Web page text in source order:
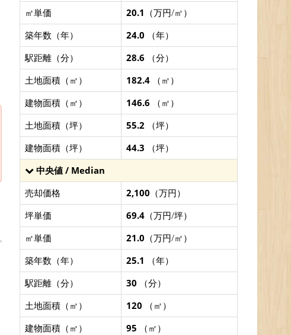
㎡単価
20.1 （万円/㎡）
築年数（年）
24.0 （年）
駅距離（分）
28.6 （分）
土地面積（㎡）
182.4 （㎡）
建物面積（㎡）
146.6 （㎡）
土地面積（坪）
55.2 （坪）
建物面積（坪）
44.3 （坪）
中央値 / Median
売却価格
2,100 （万円）
坪単価
69.4 （万円/坪）
㎡単価
21.0 （万円/㎡）
築年数（年）
25.1 （年）
駅距離（分）
30 （分）
土地面積（㎡）
120 （㎡）
建物面積（㎡）
95 （㎡）